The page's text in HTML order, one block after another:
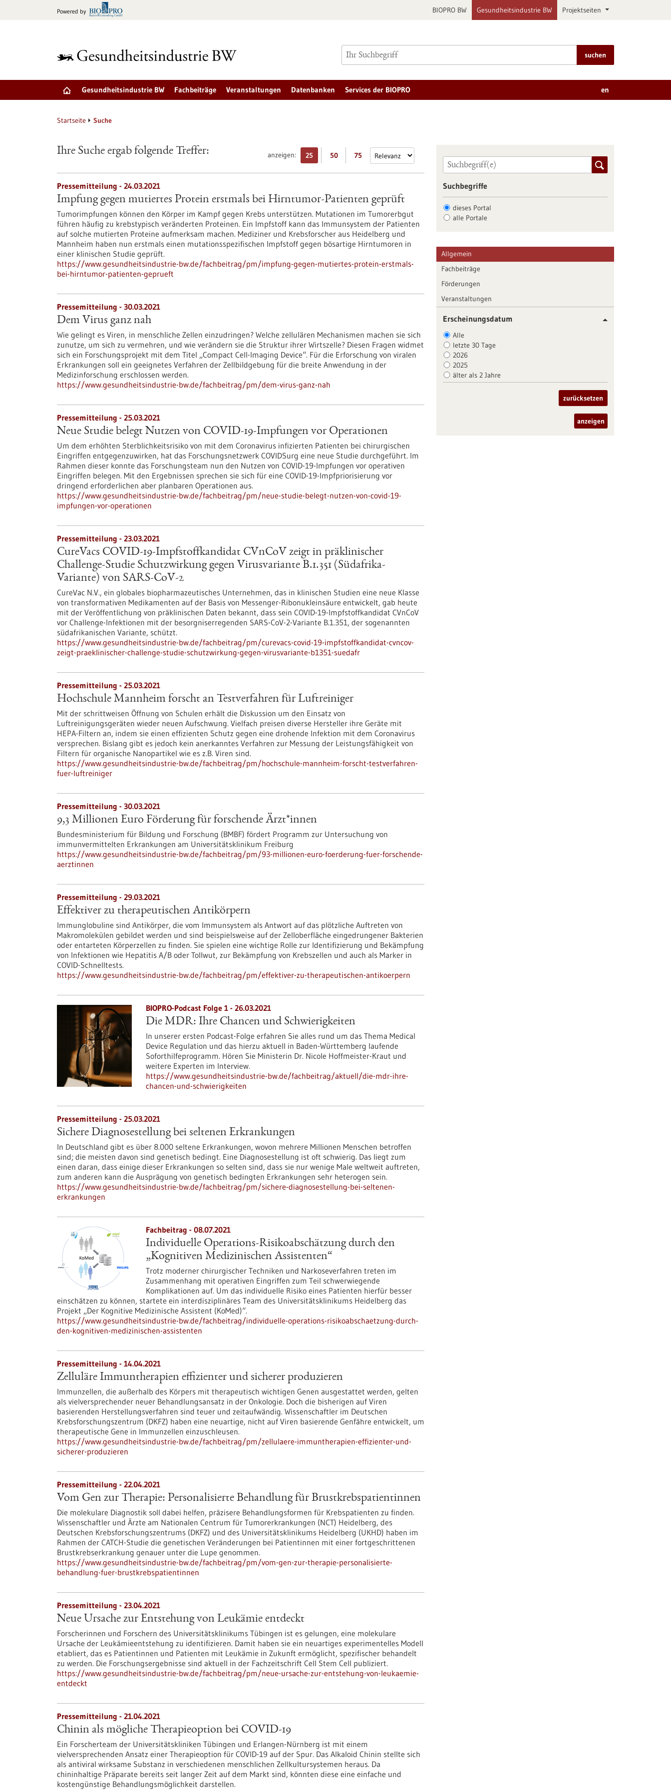
Powered by BIOPRO BW Gesundheitsindustrie BW Projektseiten
suchen
Gesundheitsindustrie BW Fachbeiträge Veranstaltungen Datenbanken Services der BIOPRO en
Startseite Suche
anzeigen: 25 50 75
Ihre Suche ergab folgende Treffer:
Pressemitteilung - 24.03.2021
Impfung gegen mutiertes Protein erstmals bei Hirntumor-Patienten geprüft
Tumorimpfungen können den Körper im Kampf gegen Krebs unterstützen. Mutationen im Tumorerbgut
führen häufig zu krebstypisch veränderten Proteinen. Ein Impfstoff kann das Immunsystem der Patienten
auf solche mutierten Proteine aufmerksam machen. Mediziner und Krebsforscher aus Heidelberg und
Mannheim haben nun erstmals einen mutationsspezifischen Impfstoff gegen bösartige Hirntumoren in
einer klinischen Studie geprüft.
https://www.gesundheitsindustrie-bw.de/fachbeitrag/pm/impfung-gegen-mutiertes-protein-erstmals-
bei-hirntumor-patienten-geprueft
Pressemitteilung - 30.03.2021
Dem Virus ganz nah
Wie gelingt es Viren, in menschliche Zellen einzudringen? Welche zellulären Mechanismen machen sie sich
zunutze, um sich zu vermehren, und wie verändern sie die Struktur ihrer Wirtszelle? Diesen Fragen widmet
sich ein Forschungsprojekt mit dem Titel „Compact Cell-Imaging Device“. Für die Erforschung von viralen
Erkrankungen soll ein geeignetes Verfahren der Zellbildgebung für die breite Anwendung in der
Medizinforschung erschlossen werden.
https://www.gesundheitsindustrie-bw.de/fachbeitrag/pm/dem-virus-ganz-nah
Pressemitteilung - 25.03.2021
Neue Studie belegt Nutzen von COVID-19-Impfungen vor Operationen
Um dem erhöhten Sterblichkeitsrisiko von mit dem Coronavirus infizierten Patienten bei chirurgischen
Eingriffen entgegenzuwirken, hat das Forschungsnetzwerk COVIDSurg eine neue Studie durchgeführt. Im
Rahmen dieser konnte das Forschungsteam nun den Nutzen von COVID-19-Impfungen vor operativen
Eingriffen belegen. Mit den Ergebnissen sprechen sie sich für eine COVID-19-Impfpriorisierung vor
dringend erforderlichen aber planbaren Operationen aus.
https://www.gesundheitsindustrie-bw.de/fachbeitrag/pm/neue-studie-belegt-nutzen-von-covid-19-
impfungen-vor-operationen
Pressemitteilung - 23.03.2021
CureVacs COVID-19-Impfstoffkandidat CVnCoV zeigt in präklinischer
Challenge-Studie Schutzwirkung gegen Virusvariante B.1.351 (Südafrika-
Variante) von SARS-CoV-2
CureVac N.V., ein globales biopharmazeutisches Unternehmen, das in klinischen Studien eine neue Klasse
von transformativen Medikamenten auf der Basis von Messenger-Ribonukleinsäure entwickelt, gab heute
mit der Veröffentlichung von präklinischen Daten bekannt, dass sein COVID-19-Impfstoffkandidat CVnCoV
vor Challenge-Infektionen mit der besorgniserregenden SARS-CoV-2-Variante B.1.351, der sogenannten
südafrikanischen Variante, schützt.
https://www.gesundheitsindustrie-bw.de/fachbeitrag/pm/curevacs-covid-19-impfstoffkandidat-cvncov-
zeigt-praeklinischer-challenge-studie-schutzwirkung-gegen-virusvariante-b1351-suedafr
Pressemitteilung - 25.03.2021
Hochschule Mannheim forscht an Testverfahren für Luftreiniger
Mit der schrittweisen Öffnung von Schulen erhält die Diskussion um den Einsatz von
Luftreinigungsgeräten wieder neuen Aufschwung. Vielfach preisen diverse Hersteller ihre Geräte mit
HEPA-Filtern an, indem sie einen effizienten Schutz gegen eine drohende Infektion mit dem Coronavirus
versprechen. Bislang gibt es jedoch kein anerkanntes Verfahren zur Messung der Leistungsfähigkeit von
Filtern für organische Nanopartikel wie es z.B. Viren sind.
https://www.gesundheitsindustrie-bw.de/fachbeitrag/pm/hochschule-mannheim-forscht-testverfahren-
fuer-luftreiniger
Pressemitteilung - 30.03.2021
9,3 Millionen Euro Förderung für forschende Ärzt*innen
Bundesministerium für Bildung und Forschung (BMBF) fördert Programm zur Untersuchung von
immunvermittelten Erkrankungen am Universitätsklinikum Freiburg
https://www.gesundheitsindustrie-bw.de/fachbeitrag/pm/93-millionen-euro-foerderung-fuer-forschende-
aerztinnen
Pressemitteilung - 29.03.2021
Effektiver zu therapeutischen Antikörpern
Immunglobuline sind Antikörper, die vom Immunsystem als Antwort auf das plötzliche Auftreten von
Makromolekülen gebildet werden und sind beispielsweise auf der Zelloberfläche eingedrungener Bakterien
oder entarteten Körperzellen zu finden. Sie spielen eine wichtige Rolle zur Identifizierung und Bekämpfung
von Infektionen wie Hepatitis A/B oder Tollwut, zur Bekämpfung von Krebszellen und auch als Marker in
COVID-Schnelltests.
https://www.gesundheitsindustrie-bw.de/fachbeitrag/pm/effektiver-zu-therapeutischen-antikoerpern
BIOPRO-Podcast Folge 1 - 26.03.2021
Die MDR: Ihre Chancen und Schwierigkeiten
In unserer ersten Podcast-Folge erfahren Sie alles rund um das Thema Medical
Device Regulation und das hierzu aktuell in Baden-Württemberg laufende
Soforthilfeprogramm. Hören Sie Ministerin Dr. Nicole Hoffmeister-Kraut und
weitere Experten im Interview.
https://www.gesundheitsindustrie-bw.de/fachbeitrag/aktuell/die-mdr-ihre-
chancen-und-schwierigkeiten
Pressemitteilung - 25.03.2021
Sichere Diagnosestellung bei seltenen Erkrankungen
In Deutschland gibt es über 8.000 seltene Erkrankungen, wovon mehrere Millionen Menschen betroffen
sind; die meisten davon sind genetisch bedingt. Eine Diagnosestellung ist oft schwierig. Das liegt zum
einen daran, dass einige dieser Erkrankungen so selten sind, dass sie nur wenige Male weltweit auftreten,
zum anderen kann die Ausprägung von genetisch bedingten Erkrankungen sehr heterogen sein.
https://www.gesundheitsindustrie-bw.de/fachbeitrag/pm/sichere-diagnosestellung-bei-seltenen-
erkrankungen
Fachbeitrag - 08.07.2021
Individuelle Operations-Risikoabschätzung durch den
„Kognitiven Medizinischen Assistenten“
Trotz moderner chirurgischer Techniken und Narkoseverfahren treten im
Zusammenhang mit operativen Eingriffen zum Teil schwerwiegende
Komplikationen auf. Um das individuelle Risiko eines Patienten hierfür besser
einschätzen zu können, startete ein interdisziplinäres Team des Universitätsklinikums Heidelberg das
Projekt „Der Kognitive Medizinische Assistent (KoMed)“.
https://www.gesundheitsindustrie-bw.de/fachbeitrag/individuelle-operations-risikoabschaetzung-durch-
den-kognitiven-medizinischen-assistenten
Pressemitteilung - 14.04.2021
Zelluläre Immuntherapien effizienter und sicherer produzieren
Immunzellen, die außerhalb des Körpers mit therapeutisch wichtigen Genen ausgestattet werden, gelten
als vielversprechender neuer Behandlungsansatz in der Onkologie. Doch die bisherigen auf Viren
basierenden Herstellungsverfahren sind teuer und zeitaufwändig. Wissenschaftler im Deutschen
Krebsforschungszentrum (DKFZ) haben eine neuartige, nicht auf Viren basierende Genfähre entwickelt, um
therapeutische Gene in Immunzellen einzuschleusen.
https://www.gesundheitsindustrie-bw.de/fachbeitrag/pm/zellulaere-immuntherapien-effizienter-und-
sicherer-produzieren
Pressemitteilung - 22.04.2021
Vom Gen zur Therapie: Personalisierte Behandlung für Brustkrebspatientinnen
Die molekulare Diagnostik soll dabei helfen, präzisere Behandlungsformen für Krebspatienten zu finden.
Wissenschaftler und Ärzte am Nationalen Centrum für Tumorerkrankungen (NCT) Heidelberg, des
Deutschen Krebsforschungszentrums (DKFZ) und des Universitätsklinikums Heidelberg (UKHD) haben im
Rahmen der CATCH-Studie die genetischen Veränderungen bei Patientinnen mit einer fortgeschrittenen
Brustkrebserkrankung genauer unter die Lupe genommen.
https://www.gesundheitsindustrie-bw.de/fachbeitrag/pm/vom-gen-zur-therapie-personalisierte-
behandlung-fuer-brustkrebspatientinnen
Pressemitteilung - 23.04.2021
Neue Ursache zur Entstehung von Leukämie entdeckt
Forscherinnen und Forschern des Universitätsklinikums Tübingen ist es gelungen, eine molekulare
Ursache der Leukämieentstehung zu identifizieren. Damit haben sie ein neuartiges experimentelles Modell
etabliert, das es Patientinnen und Patienten mit Leukämie in Zukunft ermöglicht, spezifischer behandelt
zu werden. Die Forschungsergebnisse sind aktuell in der Fachzeitschrift Cell Stem Cell publiziert.
https://www.gesundheitsindustrie-bw.de/fachbeitrag/pm/neue-ursache-zur-entstehung-von-leukaemie-
entdeckt
Pressemitteilung - 21.04.2021
Chinin als mögliche Therapieoption bei COVID-19
Ein Forscherteam der Universitätskliniken Tübingen und Erlangen-Nürnberg ist mit einem
vielversprechenden Ansatz einer Therapieoption für COVID-19 auf der Spur. Das Alkaloid Chinin stellte sich
als antiviral wirksame Substanz in verschiedenen menschlichen Zellkultursystemen heraus. Da
chininhaltige Präparate bereits seit langer Zeit auf dem Markt sind, könnten diese eine einfache und
kostengünstige Behandlungsmöglichkeit darstellen.
Suchbegriffe
dieses Portal
alle Portale
Allgemein
Fachbeiträge
Förderungen
Veranstaltungen
Erscheinungsdatum
Alle
letzte 30 Tage
2026
2025
älter als 2 Jahre
zurücksetzen
anzeigen